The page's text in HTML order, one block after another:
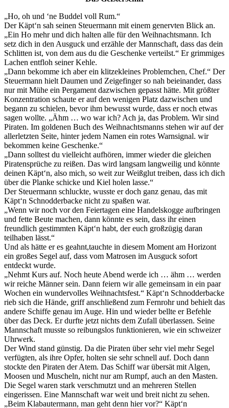
„Ho, oh und ‘ne Buddel voll Rum.“
Der Käpt‘n sah seinen Steuermann mit einem genervten Blick an.
„Ein Ho mehr und dich halten alle für den Weihnachtsmann. Ich
setz dich in den Ausguck und erzähle der Mannschaft, dass das dein
Schlitten ist, von dem aus du die Geschenke verteilst.“ Er grimmiges
Lachen entfloh seiner Kehle.
„Dann bekomme ich aber ein klitzekleines Problemchen, Chef.“ Der
Steuermann hielt Daumen und Zeigefinger so nah beieinander, dass
nur mit Mühe ein Pergament dazwischen gepasst hätte. Mit größter
Konzentration schaute er auf den wenigen Platz dazwischen und
begann zu schielen, bevor ihm bewusst wurde, dass er noch etwas
sagen wollte. „Ähm … wo war ich? Ach ja, das Problem. Wir sind
Piraten. Im goldenen Buch des Weihnachtsmanns stehen wir auf der
allerletzten Seite, hinter jedem Namen ein rotes Warnsignal. wir
bekommen keine Geschenke.“
„Dann solltest du vielleicht aufhören, immer wieder die gleichen
Piratensprüche zu reißen. Das wird langsam langweilig und könnte
deinen Käpt‘n, also mich, so weit zur Weißglut treiben, dass ich dich
über die Planke schicke und Kiel holen lasse.“
Der Steuermann schluckte, wusste er doch ganz genau, das mit
Käpt‘n Schnodderbacke nicht zu spaßen war.
„Wenn wir noch vor den Feiertagen eine Handelskogge aufbringen
und fette Beute machen, dann könnte es sein, dass ihr einen
freundlich gestimmten Käpt‘n habt, der euch großzügig daran
teilhaben lässt.“
Und als hätte er es geahnt,tauchte in diesem Moment am Horizont
ein großes Segel auf, dass vom Matrosen im Ausguck sofort
entdeckt wurde.
„Nehmt Kurs auf. Noch heute Abend werde ich … ähm … werden
wir reiche Männer sein. Dann feiern wir alle gemeinsam in ein paar
Wochen ein wundervolles Weihnachtsfest.“ Käpt‘n Schnodderbacke
rieb sich die Hände, griff anschließend zum Fernrohr und behielt das
andere Schiffe genau im Auge. Hin und wieder bellte er Befehle
über das Deck. Er durfte jetzt nichts dem Zufall überlassen. Seine
Mannschaft musste so reibungslos funktionieren, wie ein schweizer
Uhrwerk.
Der Wind stand günstig. Da die Piraten über sehr viel mehr Segel
verfügten, als ihre Opfer, holten sie sehr schnell auf. Doch dann
stockte den Piraten der Atem. Das Schiff war übersät mit Algen,
Moosen und Muscheln, nicht nur am Rumpf, auch an den Masten.
Die Segel waren stark verschmutzt und an mehreren Stellen
eingerissen. Eine Mannschaft war weit und breit nicht zu sehen.
„Beim Klabautermann, man geht denn hier vor?“ Käpt‘n